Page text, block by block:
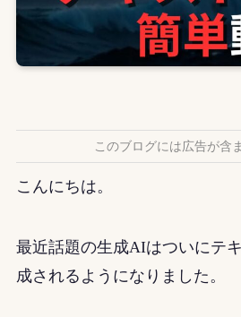
このブログには広告が含
こんにちは。
最近話題の生成AIはついにテ
成されるようになりました。